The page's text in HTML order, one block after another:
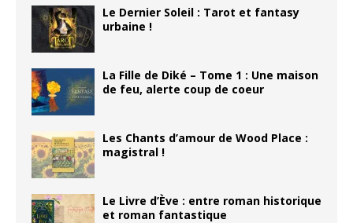
Le Dernier Soleil : Tarot et fantasy
urbaine !
La Fille de Diké – Tome 1 : Une maison
de feu, alerte coup de coeur
Les Chants d’amour de Wood Place :
magistral !
Le Livre d’Ève : entre roman historique
et roman fantastique